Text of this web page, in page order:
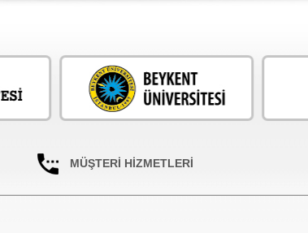
MÜŞTERİ HİZMETLERİ